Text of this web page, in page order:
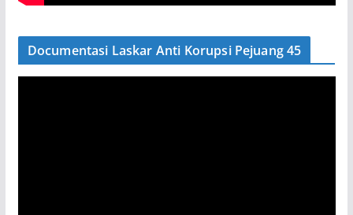
Documentasi Laskar Anti Korupsi Pejuang 45